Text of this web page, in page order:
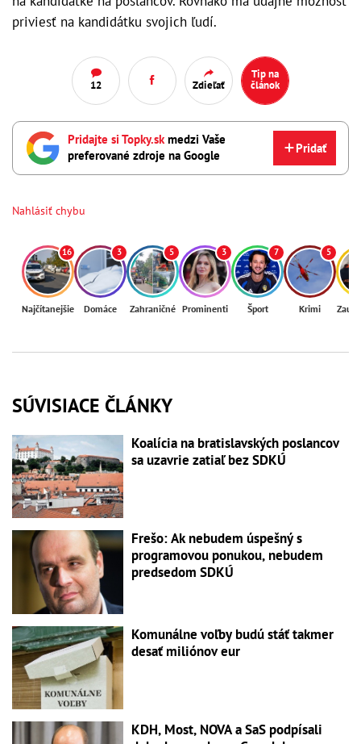
priviesť na kandidátku svojich ľudí.
12 Zdieľať
Tip na
článok
Pridajte si Topky.skmedzi Vaše
preferované zdroje na Google
Pridať
Nahlásiť chybu
16
Najčítanejšie
3
Domáce
5
Zahraničné
3
Prominenti
7
Šport
5
Krimi
SÚVISIACE ČLÁNKY
Koalícia na bratislavských poslancov
sa uzavrie zatiaľ bez SDKÚ
Frešo: Ak nebudem úspešný s
programovou ponukou, nebudem
predsedom SDKÚ
Komunálne voľby budú stáť takmer
desať miliónov eur
KDH, Most, NOVA a SaS podpísali